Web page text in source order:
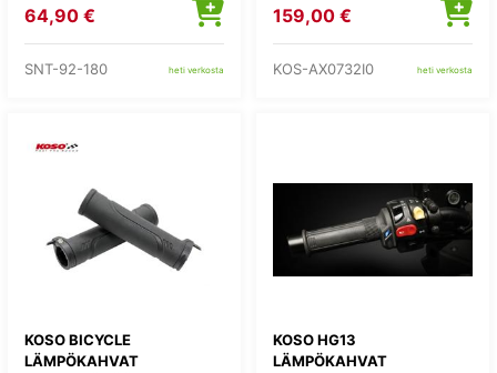
64,90 €
SNT-92-180 heti verkosta
Ä
159,00 €
KOS-AX0732I0 heti verkosta
KOSO BICYCLE
LÄMPÖKAHVAT
KOSO HG13
LÄMPÖKAHVAT